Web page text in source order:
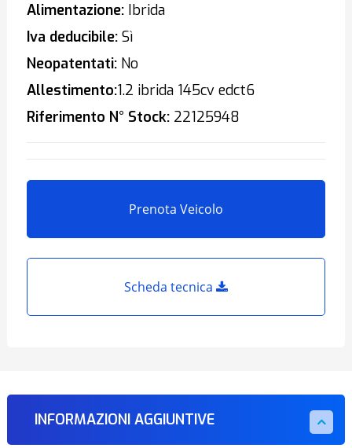
Alimentazione:Ibrida
Iva deducibile:Sì
Neopatentati:No
Allestimento:1.2 ibrida 145cv edct6
Riferimento N° Stock:22125948
Prenota Veicolo
Scheda tecnica
INFORMAZIONI AGGIUNTIVE